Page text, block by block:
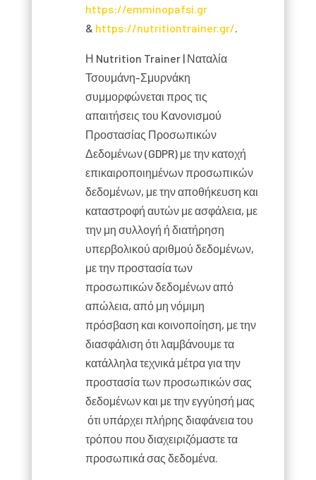
https://emminopafsi.gr
& https://nutritiontrainer.gr/.
Η Nutrition Trainer | Ναταλία
Τσουμάνη-Σμυρνάκη
συμμορφώνεται προς τις
απαιτήσεις του Κανονισμού
Προστασίας Προσωπικών
Δεδομένων (GDPR) με την κατοχή
επικαιροποιημένων προσωπικών
δεδομένων, με την αποθήκευση και
καταστροφή αυτών με ασφάλεια, με
την μη συλλογή ή διατήρηση
υπερβολικού αριθμού δεδομένων,
με την προστασία των
προσωπικών δεδομένων από
απώλεια, από μη νόμιμη
πρόσβαση και κοινοποίηση, με την
διασφάλιση ότι λαμβάνουμε τα
κατάλληλα τεχνικά μέτρα για την
προστασία των προσωπικών σας
δεδομένων και με την εγγύησή μας
ότι υπάρχει πλήρης διαφάνεια του
τρόπου που διαχειριζόμαστε τα
προσωπικά σας δεδομένα.